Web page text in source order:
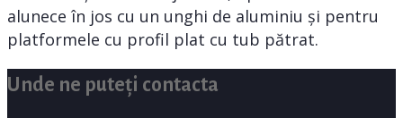
alunece în jos cu un unghi de aluminiu și pentru
platformele cu profil plat cu tub pătrat.
Unde ne puteți contacta